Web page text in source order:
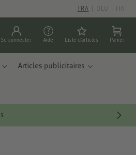
FRA | DEU | ITA
Se connecter Aide Liste d'articles Panier
Articles publicitaires